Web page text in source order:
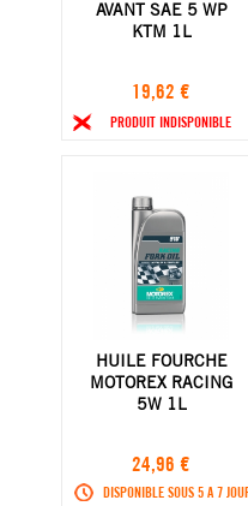
AVANT SAE 5 WP
KTM 1L
19,62 €
PRODUIT INDISPONIBLE
HUILE FOURCHE
MOTOREX RACING
5W 1L
24,96 €
DISPONIBLE SOUS 5 A 7